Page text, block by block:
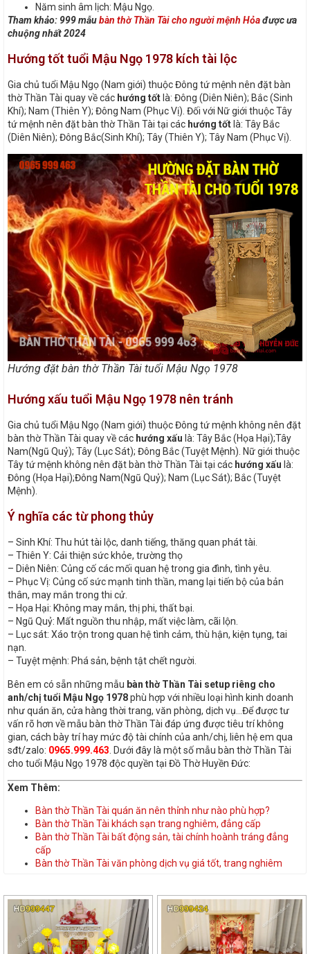
Năm sinh âm lịch: Mậu Ngọ.
Tham khảo: 999 mẫubàn thờ Thần Tài cho người mệnh Hỏađược ưa
chuộng nhất 2024
Hướng tốt tuổi Mậu Ngọ 1978 kích tài lộc
Gia chủ tuổi Mậu Ngọ (Nam giới) thuộc Đông tứ mệnh nên đặt bàn
thờ Thần Tài quay về các hướng tốt là: Đông (Diên Niên); Bắc (Sinh
Khí); Nam (Thiên Y); Đông Nam (Phục Vị). Đối với Nữ giới thuộc Tây
tứ mệnh nên đặt bàn thờ Thần Tài tại các hướng tốt là: Tây Bắc
(Diên Niên); Đông Bắc(Sinh Khí); Tây (Thiên Y); Tây Nam (Phục Vị).
Hướng đặt bàn thờ Thần Tài tuổi Mậu Ngọ 1978
Hướng xấu tuổi Mậu Ngọ 1978 nên tránh
Gia chủ tuổi Mậu Ngọ (Nam giới) thuộc Đông tứ mệnh không nên đặt
bàn thờ Thần Tài quay về các hướng xấu là: Tây Bắc (Họa Hại);Tây
Nam(Ngũ Quỷ); Tây (Lục Sát); Đông Bắc (Tuyệt Mệnh). Nữ giới thuộc
Tây tứ mệnh không nên đặt bàn thờ Thần Tài tại các hướng xấu là:
Đông (Họa Hại);Đông Nam(Ngũ Quỷ); Nam (Lục Sát); Bắc (Tuyệt
Mệnh).
Ý nghĩa các từ phong thủy
– Sinh Khí: Thu hút tài lộc, danh tiếng, thăng quan phát tài.
– Thiên Y: Cải thiện sức khỏe, trường thọ
– Diên Niên: Củng cố các mối quan hệ trong gia đình, tình yêu.
– Phục Vị: Củng cố sức mạnh tinh thần, mang lại tiến bộ của bản
thân, may mắn trong thi cử.
– Họa Hại: Không may mắn, thị phi, thất bại.
– Ngũ Quỷ: Mất nguồn thu nhập, mất việc làm, cãi lộn.
– Lục sát: Xáo trộn trong quan hệ tình cảm, thù hận, kiện tụng, tai
nạn.
– Tuyệt mệnh: Phá sản, bệnh tật chết người.
Bên em có sẵn những mẫu bàn thờ Thần Tài setup riêng cho
anh/chị tuổi Mậu Ngọ 1978phù hợp với nhiều loại hình kinh doanh
như quán ăn, cửa hàng thời trang, văn phòng, dịch vụ…Để được tư
vấn rõ hơn về mẫu bàn thờ Thần Tài đáp ứng được tiêu trí không
gian, cách bày trí hay mức độ tài chính của anh/chị, liên hệ em qua
sđt/zalo: 0965.999.463 . Dưới đây là một số mẫu bàn thờ Thần Tài
cho tuổi Mậu Ngọ 1978 độc quyền tại Đồ Thờ Huyền Đức:
Xem Thêm:
Bàn thờ Thần Tài quán ăn nên thỉnh như nào phù hợp?
Bàn thờ Thần Tài khách sạn trang nghiêm, đẳng cấp
Bàn thờ Thần Tài bất động sản, tài chính hoành tráng đẳng
cấp
Bàn thờ Thần Tài văn phòng dịch vụ giá tốt, trang nghiêm